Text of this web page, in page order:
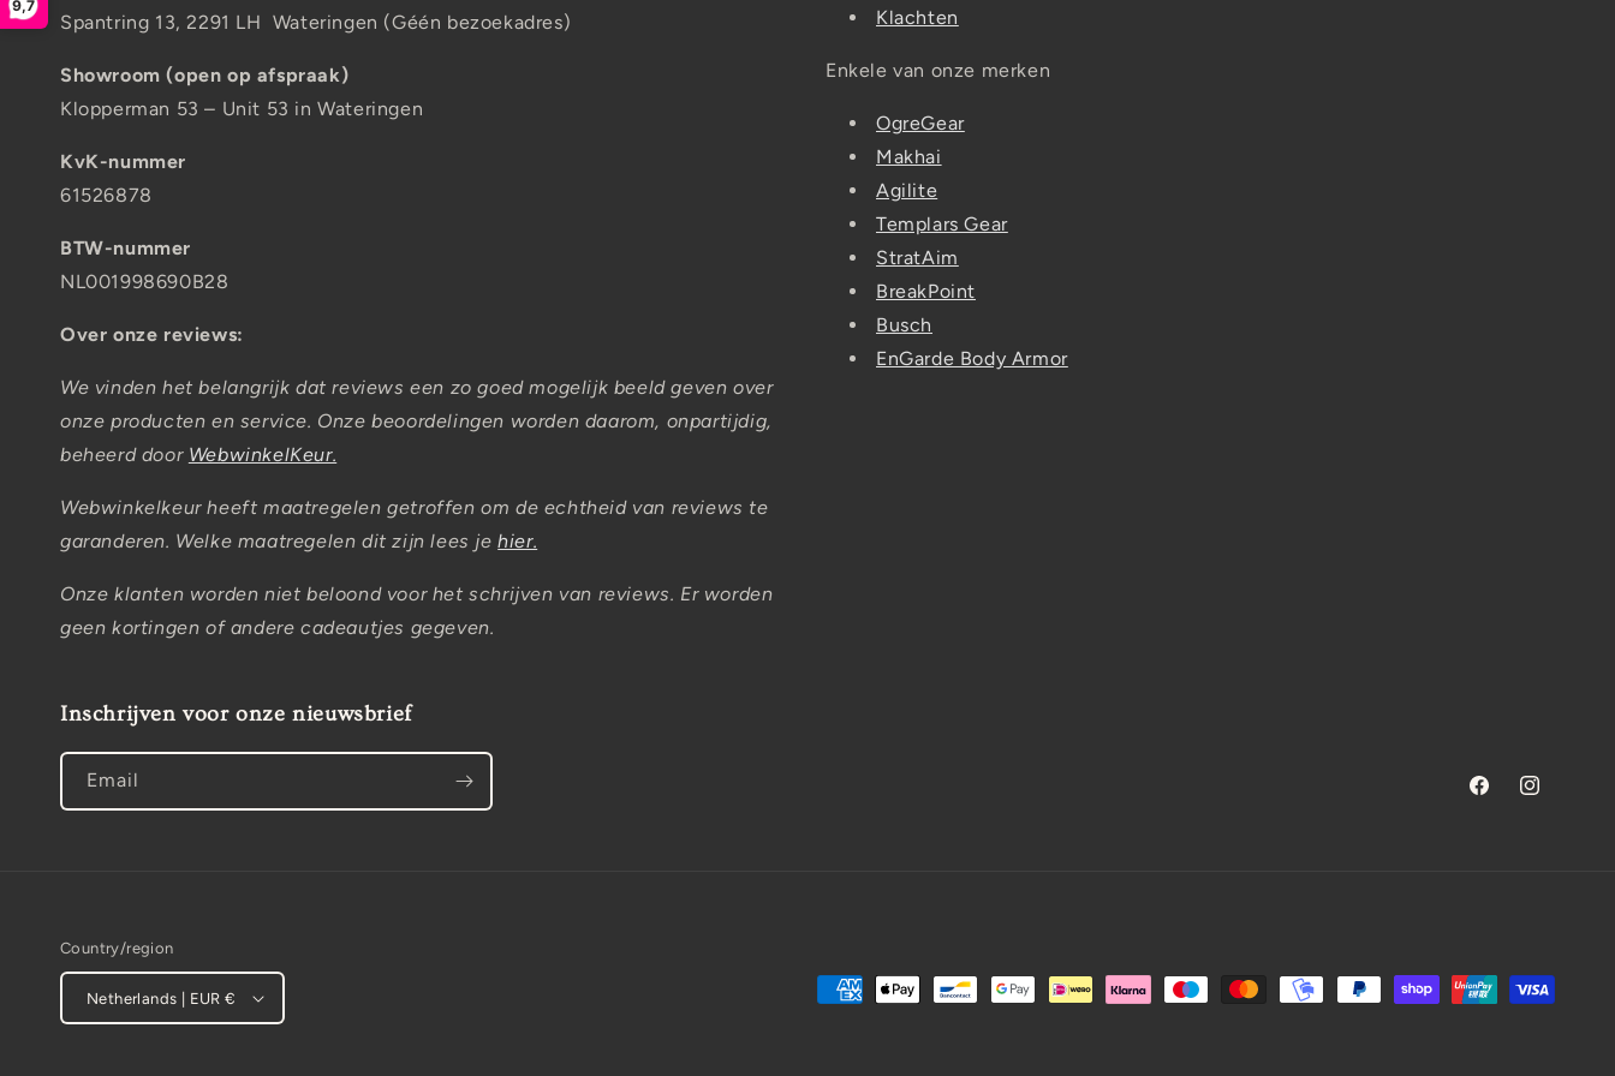
9,7
Spantring 13, 2291 LH Wateringen (Géén bezoekadres)
Showroom (open op afspraak)
Klopperman 53 – Unit 53 in Wateringen
KvK-nummer
61526878
BTW-nummer
NL001998690B28
Over onze reviews:
We vinden het belangrijk dat reviews een zo goed mogelijk beeld geven over
onze producten en service. Onze beoordelingen worden daarom, onpartijdig,
beheerd door WebwinkelKeur.
Webwinkelkeur heeft maatregelen getroffen om de echtheid van reviews te
garanderen. Welke maatregelen dit zijn lees jehier.
Onze klanten worden niet beloond voor het schrijven van reviews. Er worden
geen kortingen of andere cadeautjes gegeven.
Klachten
Enkele van onze merken
OgreGear
Makhai
Agilite
Templars Gear
StratAim
BreakPoint
Busch
EnGarde Body Armor
Inschrijven voor onze nieuwsbrief
Email
FacebookInstagram
Country/region
Netherlands | EUR €
Payment